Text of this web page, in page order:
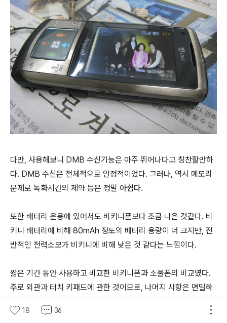
다만, 사용해보니 DMB 수신기능은 아주 뛰어나다고 칭찬할만하
다. DMB 수신은 전체적으로 안정적이었다. 그러나, 역시 메모리
문제로 녹화시간의 제약 등은 정말 아쉽다.
또한 배터리 운용에 있어서도 비키니폰보다 조금 나은 것같다. 비
키니 배터리에 비해 80mAh 정도의 배터리 용량이 더 크지만, 전
반적인 전력소모가 비키니에 비해 낮은 것 같다는 느낌이다.
짧은 기간 동안 사용하고 비교한 비키니폰과 소울폰의 비교였다.
주로 외관과 터치 키패드에 관한 것이므로, 나머지 사항은 면밀하
있으니 기대하고 찾아보면 되겠다.
18 36